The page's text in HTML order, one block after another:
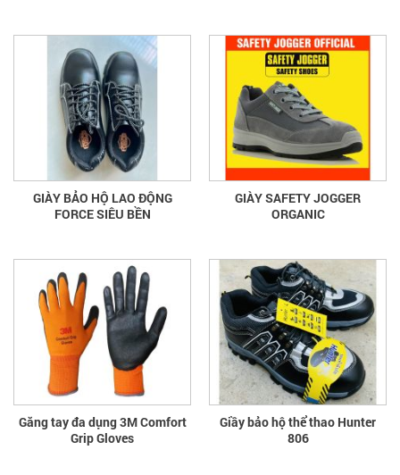
GIÀY BẢO HỘ LAO ĐỘNG
FORCE SIÊU BỀN
GIÀY SAFETY JOGGER
ORGANIC
Găng tay đa dụng 3M Comfort
Grip Gloves
Giầy bảo hộ thể thao Hunter
806